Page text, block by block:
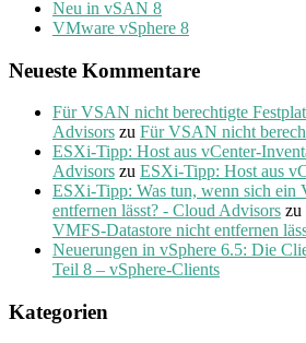
Neu in vSAN 8
VMware vSphere 8
Neueste Kommentare
Für VSAN nicht berechtigte
Advisors zu Für VSAN nicht
ESXi-Tipp: Host aus vCenter-
Advisors zu ESXi-Tipp: Host aus
ESXi-Tipp: Was tun, wenn sich ein
entfernen lässt? - Cloud Advisors zu
VMFS-Datastore nicht entfernen
Neuerungen in vSphere 6.5: Die
Teil 8 – vSphere-Clients
Kategorien